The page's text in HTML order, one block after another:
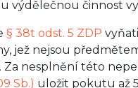
výdělečnou činnost
§ 38t odst. 5 ZDP
jež nejsou
Za nesplnění této
Sb.) uložit pokutu až